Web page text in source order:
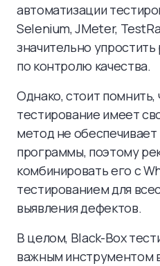
автоматизации
Selenium, JMeter,
значительно
по контролю качества.
Однако, стоит помнить,
тестирование имеет
метод не обеспечивает
программы, поэтому
комбинировать его с
тестированием для
выявления дефектов.
В целом, Black-Box
важным инструментом